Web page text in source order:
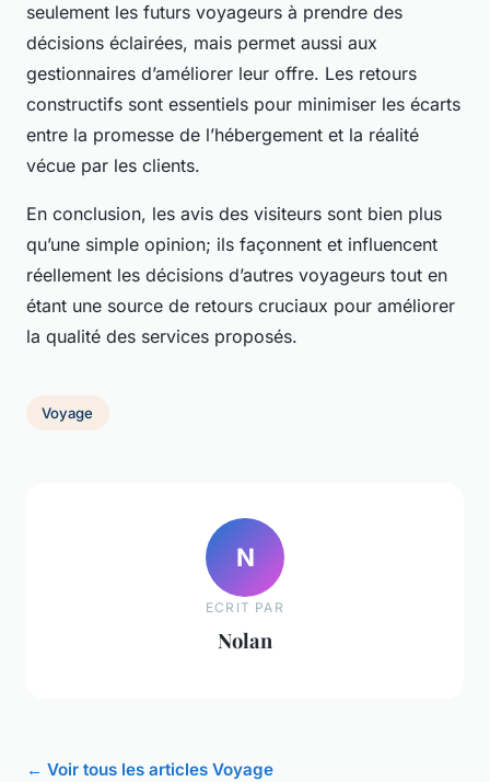
seulement les futurs voyageurs à prendre des
décisions éclairées, mais permet aussi aux
gestionnaires d’améliorer leur offre. Les retours
constructifs sont essentiels pour minimiser les écarts
entre la promesse de l’hébergement et la réalité
vécue par les clients.
En conclusion, les avis des visiteurs sont bien plus
qu’une simple opinion; ils façonnent et influencent
réellement les décisions d’autres voyageurs tout en
étant une source de retours cruciaux pour améliorer
la qualité des services proposés.
Voyage
N
ECRIT PAR
Nolan
← Voir tous les articles Voyage